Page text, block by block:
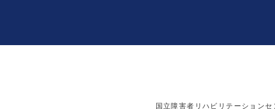
国立障害者リハビリテーションセ